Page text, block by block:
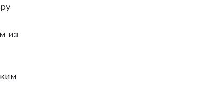
из